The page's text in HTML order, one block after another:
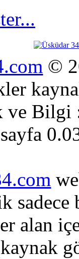
©
ve
sadece
alan